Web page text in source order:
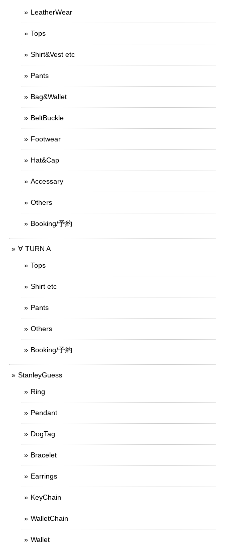
LeatherWear
Tops
Shirt&Vest etc
Pants
Bag&Wallet
BeltBuckle
Footwear
Hat&Cap
Accessary
Others
Booking/予約
∀ TURN A
Tops
Shirt etc
Pants
Others
Booking/予約
StanleyGuess
Ring
Pendant
DogTag
Bracelet
Earrings
KeyChain
WalletChain
Wallet